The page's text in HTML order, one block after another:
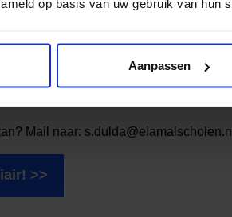
op basis van uw gebruik van hun
Aanpassen
de toekomst?
Mail naar:
>>